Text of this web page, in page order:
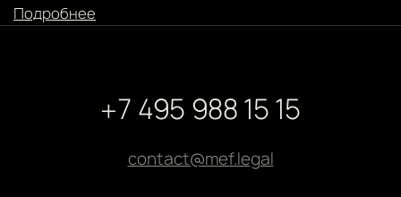
Подробнее
+7 495 988 15 15
contact@mef.legal